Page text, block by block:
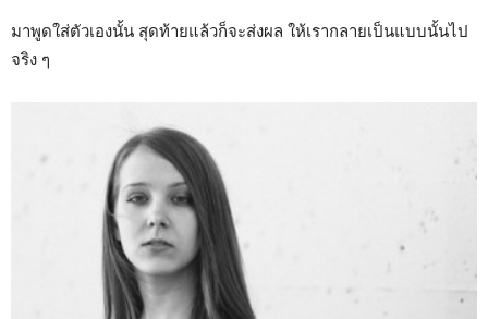
มาพูดใส่ตัวเองนั้น สุดท้ายแล้วก็จะส่งผล ให้เรากลายเป็นแบบนั้นไป
จริง ๆ